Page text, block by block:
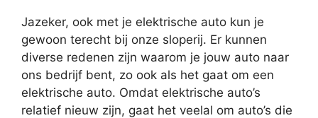
Jazeker, ook met je elektrische auto kun je
gewoon terecht bij onze sloperij. Er kunnen
diverse redenen zijn waarom je jouw auto naar
ons bedrijf bent, zo ook als het gaat om een
elektrische auto. Omdat elektrische auto’s
relatief nieuw zijn, gaat het veelal om auto’s die